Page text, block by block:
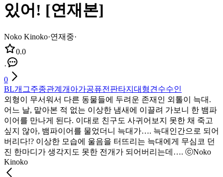
있어! [연재본]
Noko Kinoko·연재중·
0.0
·
0
BL개그주종관계 개아가공퓨전판타지 대형견수수인
외형이 무서워서 다른 동물들에 두려운 존재인 외톨이 늑대.
어느 날, 맡아본 적 없는 이상한 냄새에 이끌려 가보니 한 뱀파
이어를 만나게 된다. 이대로 친구도 사귀어보지 못한 채 죽고
싶지 않아, 뱀파이어를 물었더니 늑대가…. 늑대인간으로 되어
버리다!? 이상한 모습에 울음을 터뜨리는 늑대에게 무심코 던
진 한마디가 생각지도 못한 전개가 되어버리는데…. ⓒNoko
Kinoko